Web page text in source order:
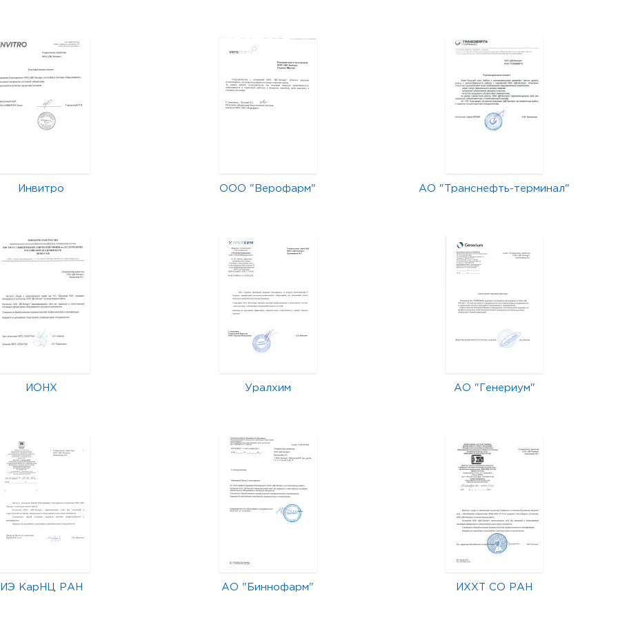
Инвитро ООО "Верофарм" АО "Транснефть-терминал"
ИОНХ Уралхим АО "Генериум"
ИЭ КарНЦ РАН АО "Биннофарм" ИХХТ СО РАН